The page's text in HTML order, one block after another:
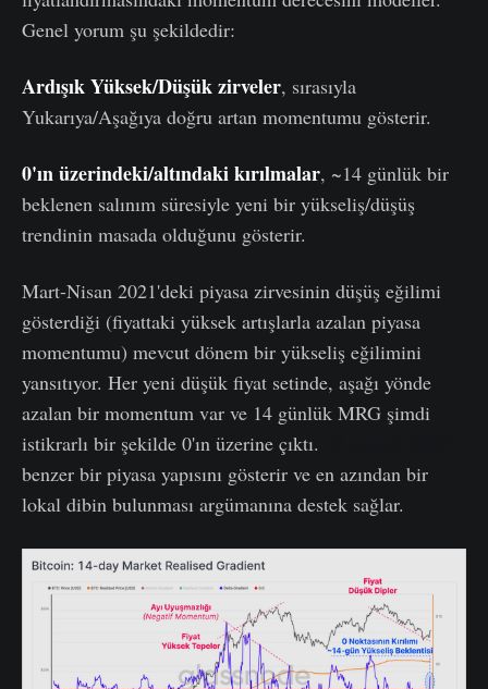
Genel yorum şu şekildedir:
Ardışık Yüksek/Düşük zirveler, sırasıyla
Yukarıya/Aşağıya doğru artan momentumu gösterir.
0'ın üzerindeki/altındaki kırılmalar, ~14 günlük bir
beklenen salınım süresiyle yeni bir yükseliş/düşüş
trendinin masada olduğunu gösterir.
Mart-Nisan 2021'deki piyasa zirvesinin düşüş eğilimi
gösterdiği (fiyattaki yüksek artışlarla azalan piyasa
momentumu) mevcut dönem bir yükseliş eğilimini
yansıtıyor. Her yeni düşük fiyat setinde, aşağı yönde
azalan bir momentum var ve 14 günlük MRG şimdi
istikrarlı bir şekilde 0'ın üzerine çıktı.
benzer bir piyasa yapısını gösterir ve en azından bir
lokal dibin bulunması argümanına destek sağlar.